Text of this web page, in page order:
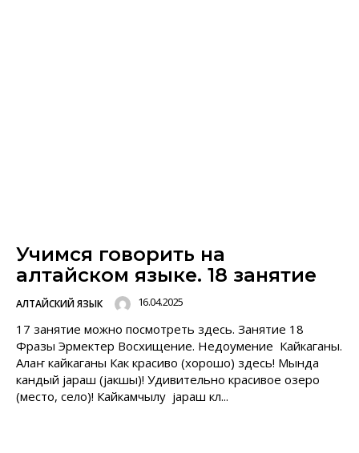
Учимся говорить на
алтайском языке. 18 занятие
АЛТАЙСКИЙ ЯЗЫК 16.04.2025
17 занятие можно посмотреть здесь. Занятие 18
Фразы Эрмектер Восхищение. Недоумение Кайкаганы.
Алаҥ кайкаганы Как красиво (хорошо) здесь! Мында
кандый jараш (jакшы)! Удивительно красивое озеро
(место, село)! Кайкамчылу jараш кӧл...